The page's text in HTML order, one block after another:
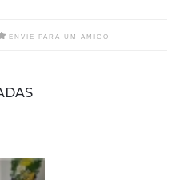
ENVIE PARA UM AMIGO